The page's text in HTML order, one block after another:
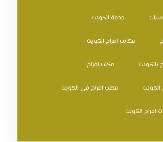
مدينة الكويت
مكاتب افراح الكويت
بالكويت مكتب افراح
الكويت مكتب افراح في الكويت
افراح الكويت